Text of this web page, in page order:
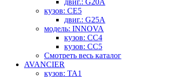
двиг.: G20A
кузов: CE5
двиг.: G25A
модель: INNOVA
кузов: CC4
кузов: CC5
Смотреть весь каталог
AVANCIER
кузов: TA1